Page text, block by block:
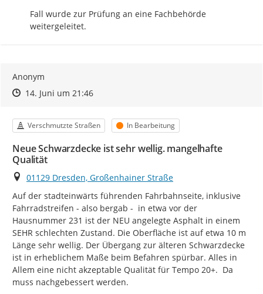
Fall wurde zur Prüfung an eine Fachbehörde
weitergeleitet.
Anonym
Zeitpunkt des Erstellens
Zeitpunkt des Erstellens
14. Juni um 21:46Zur Äußerung
Kategorie
Verschmutzte Straßen Status
In Bearbeitung
Neue Schwarzdecke ist sehr wellig. mangelhafte
Qualität
Ort
01129 Dresden, Großenhainer Straße
Auf der stadteinwärts führenden Fahrbahnseite, inklusive
Fahrradstreifen - also bergab -  in etwa vor der
Hausnummer 231 ist der NEU angelegte Asphalt in einem
SEHR schlechten Zustand. Die Oberfläche ist auf etwa 10 m
Länge sehr wellig. Der Übergang zur älteren Schwarzdecke
ist in erheblichem Maße beim Befahren spürbar. Alles in
Allem eine nicht akzeptable Qualität für Tempo 20+.  Da
muss nachgebessert werden.